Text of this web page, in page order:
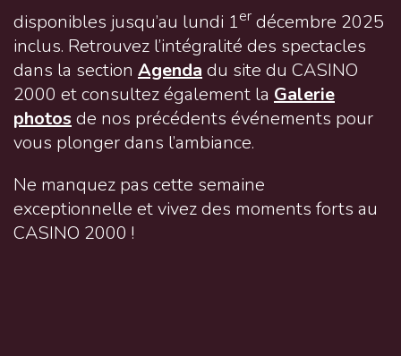
disponibles jusqu’au lundi 1er décembre 2025
inclus. Retrouvez l’intégralité des spectacles
dans la section Agenda du site du CASINO
2000 et consultez également la Galerie
photos de nos précédents événements pour
vous plonger dans l’ambiance.
Ne manquez pas cette semaine
exceptionnelle et vivez des moments forts au
CASINO 2000 !